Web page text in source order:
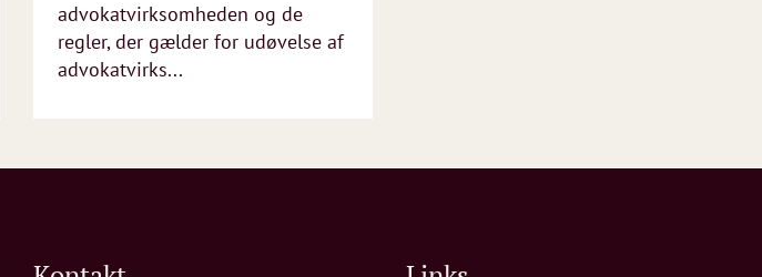
advokatvirksomheden og de
regler, der gælder for udøvelse af
advokatvirks...